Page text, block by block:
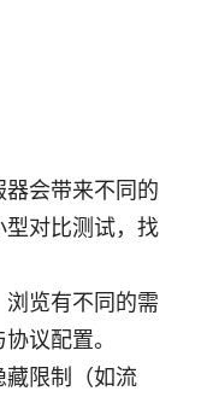
会带来不同的
对比测试，找
览有不同的需
议配置。
藏限制（如流